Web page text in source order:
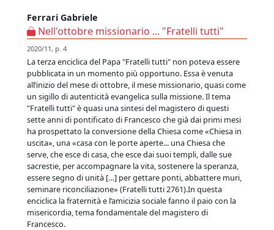
Ferrari Gabriele
Nell'ottobre missionario ... "Fratelli tutti"
2020/11, p. 4
La terza enciclica del Papa "Fratelli tutti" non poteva essere
pubblicata in un momento più opportuno. Essa è venuta
all’inizio del mese di ottobre, il mese missionario, quasi come
un sigillo di autenticità evangelica sulla missione. Il tema
"Fratelli tutti" è quasi una sintesi del magistero di questi
sette anni di pontificato di Francesco che già dai primi mesi
ha prospettato la conversione della Chiesa come «Chiesa in
uscita», una «casa con le porte aperte... una Chiesa che
serve, che esce di casa, che esce dai suoi templi, dalle sue
sacrestie, per accompagnare la vita, sostenere la speranza,
essere segno di unità […] per gettare ponti, abbattere muri,
seminare riconciliazione» (Fratelli tutti 2761).In questa
enciclica la fraternità e l’amicizia sociale fanno il paio con la
misericordia, tema fondamentale del magistero di
Francesco.